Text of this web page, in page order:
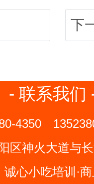
下
- 联系我们
4350
区神火大道与
心小吃培训·